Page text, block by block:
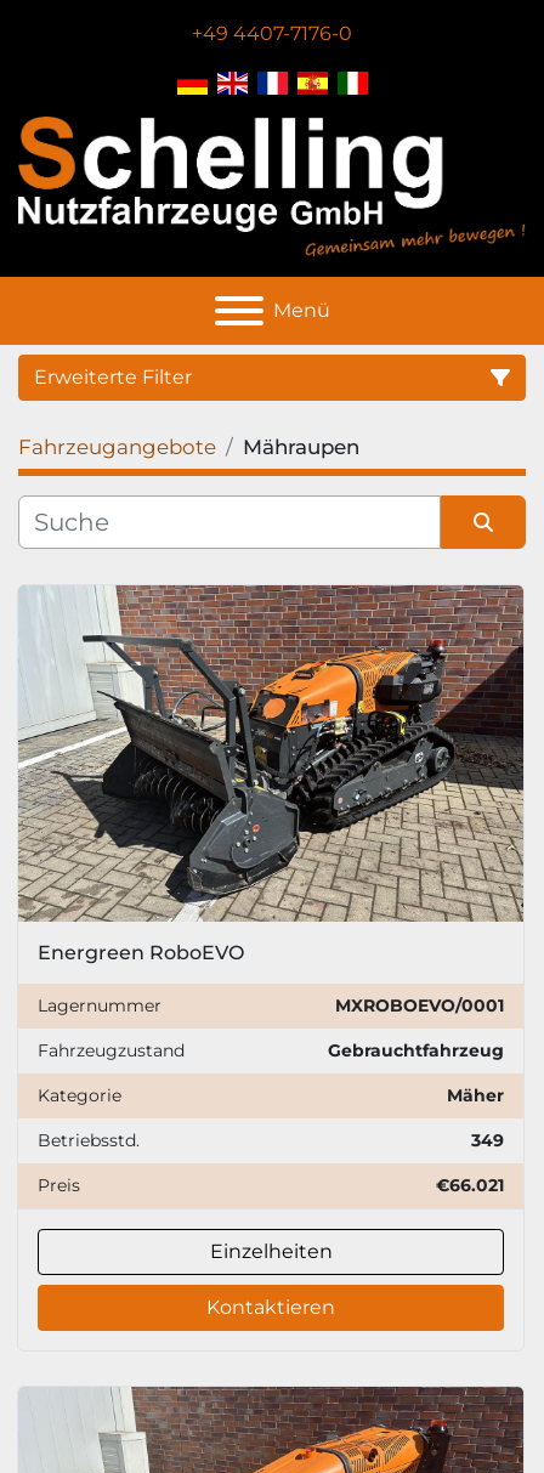
+49 4407-7176-0
Menü
Erweiterte Filter
Hersteller
Zustand
Fahrzeugangebote Mähraupen
Energreen RoboEVO
Lagernummer MXROBOEVO/0001
Fahrzeugzustand Gebrauchtfahrzeug
Kategorie Mäher
Betriebsstd. 349
Preis €66.021
Einzelheiten
Kontaktieren